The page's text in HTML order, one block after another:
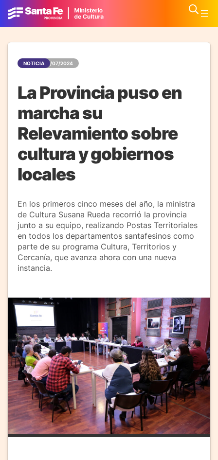
NOTICIA 01/07/2024
La Provincia puso en
marcha su
Relevamiento sobre
cultura y gobiernos
locales
En los primeros cinco meses del año, la ministra
de Cultura Susana Rueda recorrió la provincia
junto a su equipo, realizando Postas Territoriales
en todos los departamentos santafesinos como
parte de su programa Cultura, Territorios y
Cercanía, que avanza ahora con una nueva
instancia.